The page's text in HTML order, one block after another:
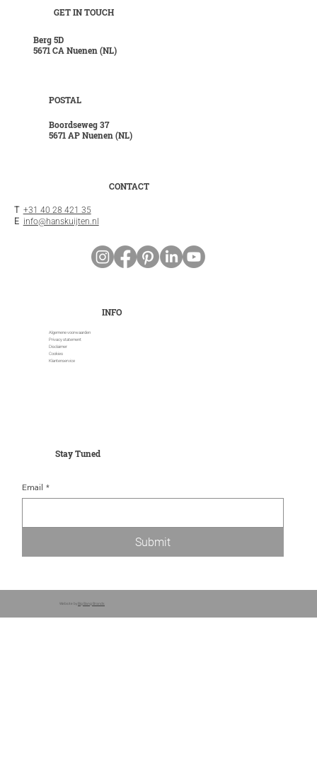
GET IN TOUCH
Berg 5D
5671 CA Nuenen (NL)
INFO
POSTAL
Algemene voorwaarden
Privacy statement
Disclaimer
Cookies
Klantenservice
Boordseweg 37
5671 AP Nuenen (NL)
CONTACT
T +31 40 28 421 35
E info@hanskuijten.nl
Stay Tuned
Email *
Submit
Website by Big Bang Brands